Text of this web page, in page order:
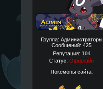
Группа: Администраторы
Сообщений: 425
Репутация: 104
Статус: Оффлайн
Покемоны сайта: